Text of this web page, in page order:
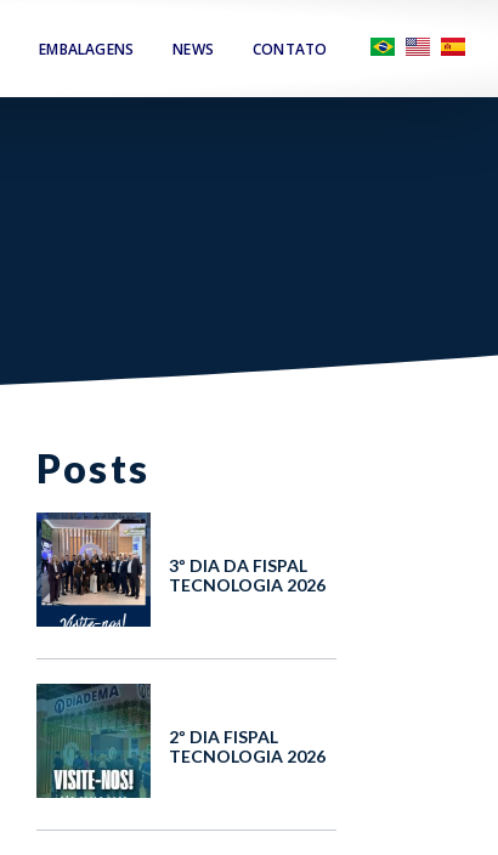
EMBALAGENS NEWS CONTATO
Posts
3º DIA DA FISPAL
TECNOLOGIA 2026
2º DIA FISPAL
TECNOLOGIA 2026